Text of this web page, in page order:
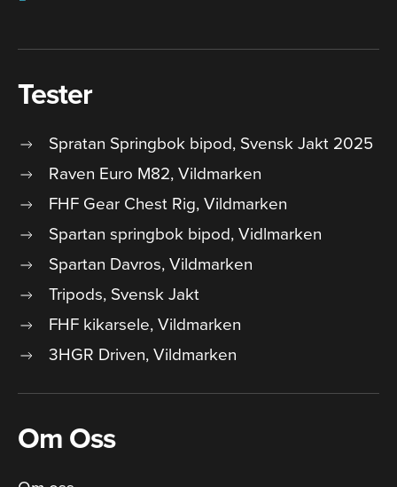
Tester
Spratan Springbok bipod, Svensk Jakt 2025
Raven Euro M82, Vildmarken
FHF Gear Chest Rig, Vildmarken
Spartan springbok bipod, Vidlmarken
Spartan Davros, Vildmarken
Tripods, Svensk Jakt
FHF kikarsele, Vildmarken
3HGR Driven, Vildmarken
Om Oss